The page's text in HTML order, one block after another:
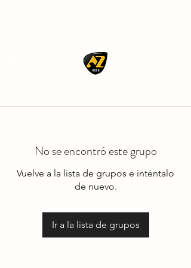
No se encontró este grupo
Vuelve a la lista de grupos e inténtalo
de nuevo.
Ir a la lista de grupos